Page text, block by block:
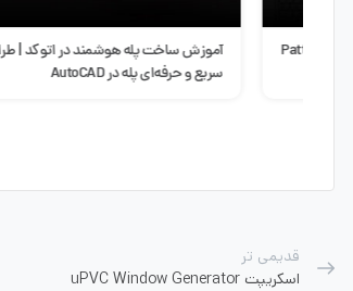
آموزش ساخت پله هوشمند در اتوکد | طراحی
سریع و حرفه‌ای پله در AutoCAD
قدیمی تر
اسکریپت uPVC Window Generator